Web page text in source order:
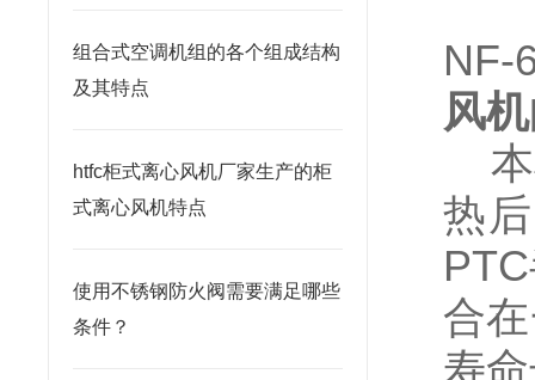
组合式空调机组的各个组成结构
及其特点
htfc柜式离心风机厂家生产的柜
式离心风机特点
使用不锈钢防火阀需要满足哪些
条件？
NF-
风
热
PTC
合
寿